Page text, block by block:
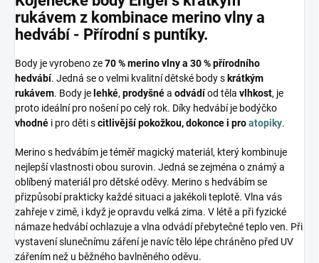
rukávem z kombinace merino vlny a
hedvábí - Přírodní s puntíky.
Body je vyrobeno ze70 % merino vlny a 30 % přírodního
hedvábí. Jedná se o velmi kvalitní dětské body s krátkým
rukávem. Body je lehké, prodyšnéa odvádíod těla vlhkost, je
proto ideální pro nošení po celý rok. Díky hedvábí je bodýčko
vhodné i pro děti scitlivější pokožkou, dokonce i proatopiky.
Merino s hedvábím je téměř magický materiál, který kombinuje
nejlepší vlastnosti obou surovin. Jedná se zejména o známý a
oblíbený materiál pro dětské oděvy. Merino s hedvábím se
přizpůsobí prakticky každé situaci a jakékoli teplotě. Vlna vás
zahřeje v zimě, i když je opravdu velká zima. V létě a při fyzické
námaze hedvábí ochlazuje a vlna odvádí přebytečné teplo ven. Při
vystavení slunečnímu záření je navíc tělo lépe chráněno před UV
zářením než u běžného bavlněného oděvu.